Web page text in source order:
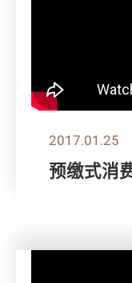
2017.01.25
预缴式消